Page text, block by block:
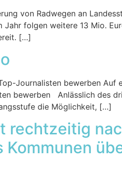
von Radwegen an
folgen weitere 13 Mio.
[…]
Journalisten bewerben
bewerben Anlässlich des
die Möglichkeit, […]